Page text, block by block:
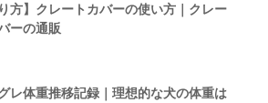
方】クレートカバーの使い方｜クレー
ーの通販
レ体重推移記録｜理想的な犬の体重は